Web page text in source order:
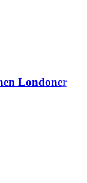
Londoner